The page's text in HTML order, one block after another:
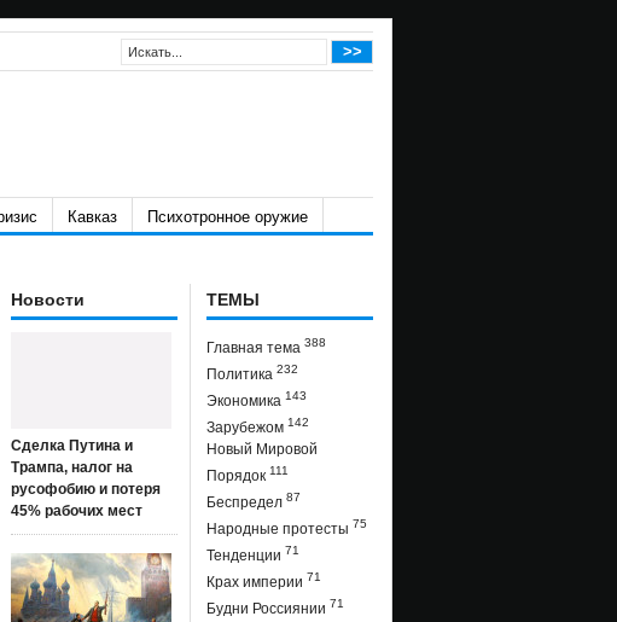
Кавказ
Психотронное оружие
Новости
Сделка Путина и
Трампа, налог на
русофобию и потеря
45% рабочих мест
ТЕМЫ
Главная тема 388
Политика 232
Экономика 143
Зарубежом 142
Новый Мировой
Порядок 111
Беспредел 87
Народные протесты 75
Тенденции 71
Крах империи 71
Будни Россиянии 71